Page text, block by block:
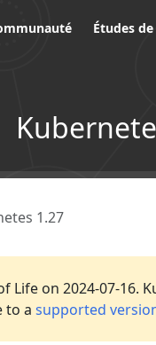
Études de
1.27
Life on 2024-07-16.
to a supported